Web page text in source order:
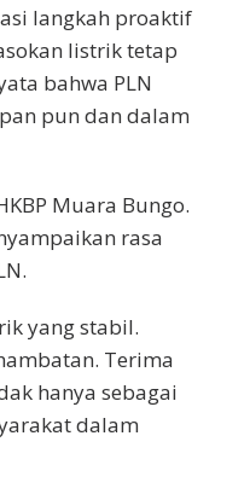
langkah proaktif
listrik tetap
bahwa PLN
pun dan dalam
Muara Bungo.
rasa
yang stabil.
Terima
hanya sebagai
dalam